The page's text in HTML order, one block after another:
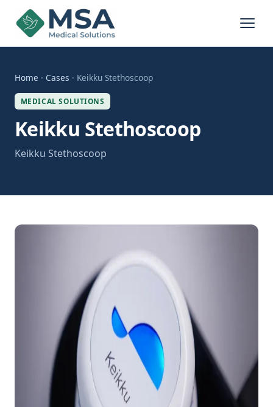
Home · Cases · Keikku Stethoscoop
MEDICAL SOLUTIONS
Keikku Stethoscoop
Keikku Stethoscoop